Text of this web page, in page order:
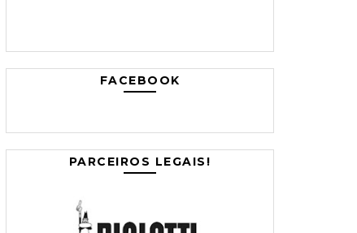
FACEBOOK
PARCEIROS LEGAIS!